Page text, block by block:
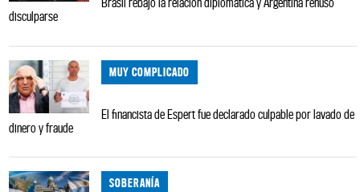
disculparse
MUY COMPLICADO
El financista de Espert fue declarado culpable por lavado de
dinero y fraude
SOBERANÍA